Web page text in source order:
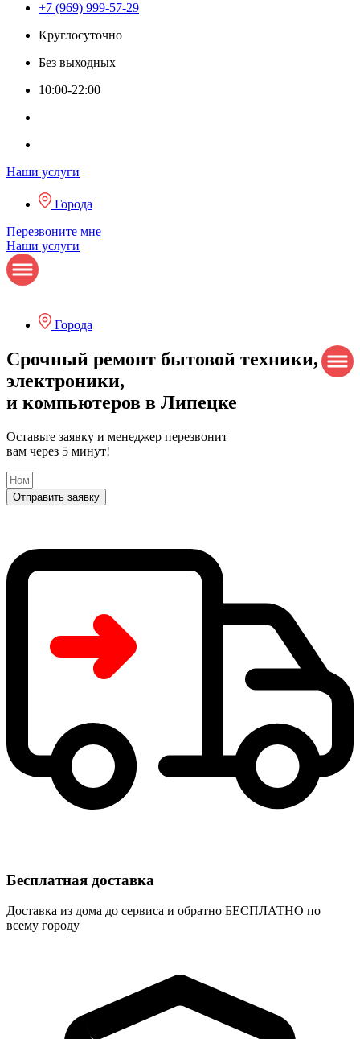
+7 (969) 999-57-29
Круглосуточно
Без выходных
10:00-22:00
Наши услуги
Города
Перезвоните мне
Наши услуги
Города
Срочный ремонт бытовой техники,
электроники,
и компьютеров в Липецке
Оставьте заявку и менеджер перезвонит
вам через 5 минут!
Отправить заявку
Бесплатная доставка
Доставка из дома до сервиса и обратно БЕСПЛАТНО по
всему городу